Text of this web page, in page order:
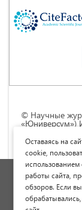
© Научные
«Юниверсум»)
Commons «
Оставаясь на
cookie,
работы сайта,
обзоров. Если